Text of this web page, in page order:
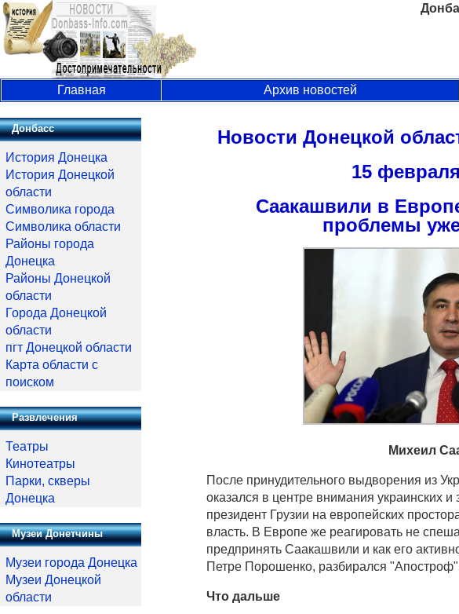
Главная Архив новостей
Новости Донецкой
15
Саакашвили в
проблемы
Михеил
После принудительного выдворения из
оказался в центре внимания
президент Грузии на европейских
власть. В Европе же реагировать не
предпринять Саакашвили и как его
Петре Порошенко, разбирался
Что дальше
Донбасс
История Донецка
История Донецкой
области
Символика города
Символика области
Районы города
Донецка
Районы Донецкой
области
Города Донецкой
области
пгт Донецкой области
Карта области с
поиском
Развлечения
Театры
Кинотеатры
Парки, скверы
Донецка
Музеи Донетчины
Музеи города Донецка
Музеи Донецкой
области